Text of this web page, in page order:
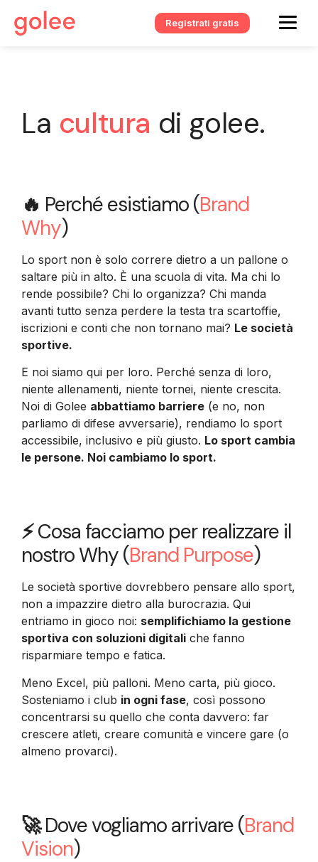
Registrati gratis
La cultura di golee.
🔥 Perché esistiamo (Brand
Why)
Lo sport non è solo correre dietro a un pallone o
saltare più in alto. È una scuola di vita. Ma chi lo
rende possibile? Chi lo organizza? Chi manda
avanti tutto senza perdere la testa tra scartoffie,
iscrizioni e conti che non tornano mai? Le società
sportive.
E noi siamo qui per loro. Perché senza di loro,
niente allenamenti, niente tornei, niente crescita.
Noi di Golee abbattiamo barriere (e no, non
parliamo di difese avversarie), rendiamo lo sport
accessibile, inclusivo e più giusto. Lo sport cambia
le persone. Noi cambiamo lo sport.
⚡Cosa facciamo per realizzare il
nostro Why (Brand Purpose)
Le società sportive dovrebbero pensare allo sport,
non a impazzire dietro alla burocrazia. Qui
entriamo in gioco noi: semplifichiamo la gestione
sportiva con soluzioni digitali che fanno
risparmiare tempo e fatica.
Meno Excel, più palloni. Meno carta, più gioco.
Sosteniamo i club in ogni fase, così possono
concentrarsi su quello che conta davvero: far
crescere atleti, creare comunità e vincere gare (o
almeno provarci).
🚀Dove vogliamo arrivare (Brand
Vision)